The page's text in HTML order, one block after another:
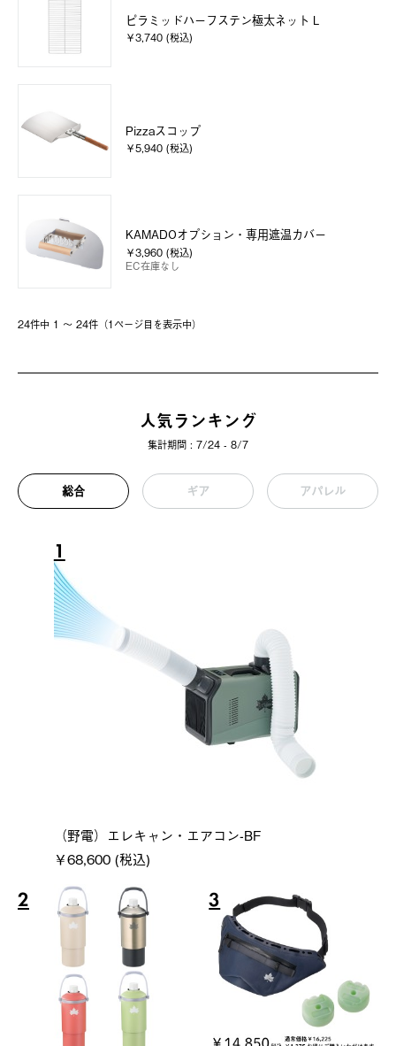
ピラミッドハーフステン極太ネット L
￥3,740 (税込)
Pizzaスコップ
￥5,940 (税込)
KAMADOオプション・専用遮温カバー
￥3,960 (税込)
EC在庫なし
24件中 1 〜 24件（1ページ⽬を表⽰中）
人気ランキング
集計期間 : 7/24 - 8/7
総合 ギア アパレル
1
（野電）エレキャン・エアコン-BF
￥68,600 (税込)
2 3